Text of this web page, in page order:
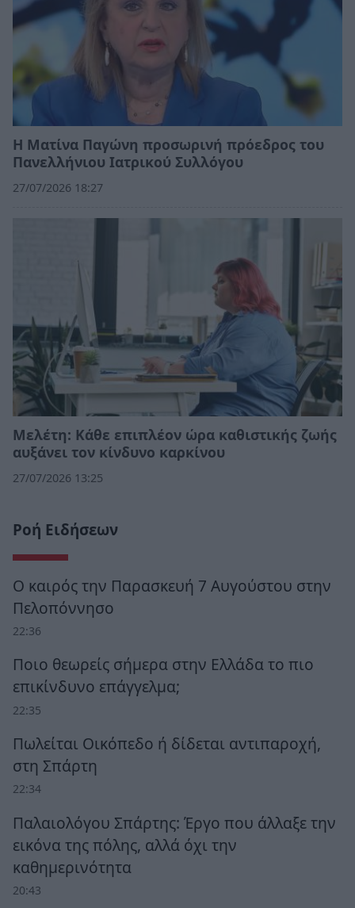
Η Ματίνα Παγώνη προσωρινή πρόεδρος του
Πανελλήνιου Ιατρικού Συλλόγου
27/07/2026 18:27
Μελέτη: Κάθε επιπλέον ώρα καθιστικής ζωής
αυξάνει τον κίνδυνο καρκίνου
27/07/2026 13:25
Ροή Ειδήσεων
Ο καιρός την Παρασκευή 7 Αυγούστου στην
Πελοπόννησο
22:36
Ποιο θεωρείς σήμερα στην Ελλάδα το πιο
επικίνδυνο επάγγελμα;
22:35
Πωλείται Οικόπεδο ή δίδεται αντιπαροχή,
στη Σπάρτη
22:34
Παλαιολόγου Σπάρτης: Έργο που άλλαξε την
εικόνα της πόλης, αλλά όχι την
καθημερινότητα
20:43